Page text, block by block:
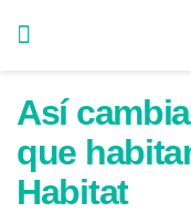
Así
que
Habitat